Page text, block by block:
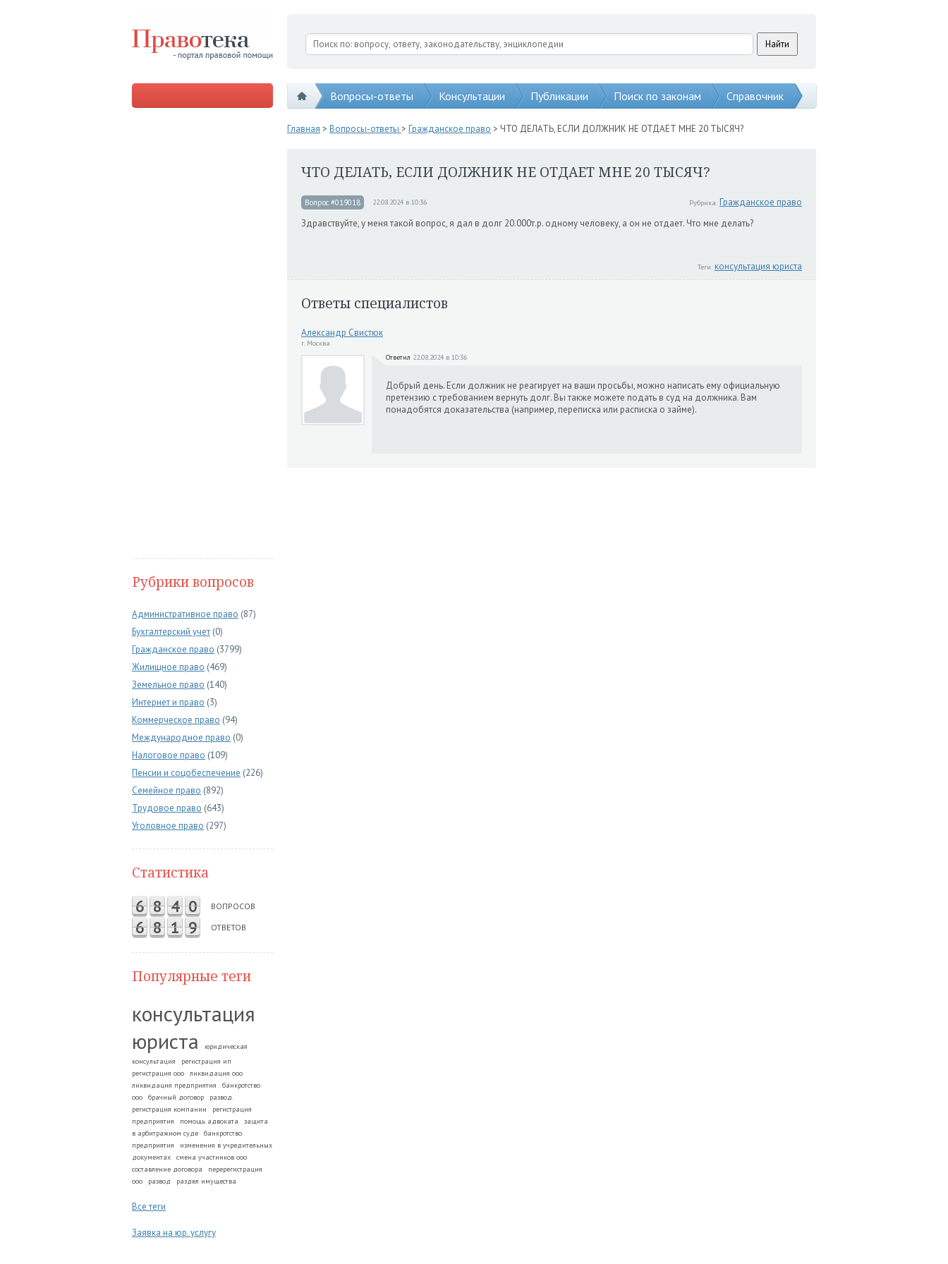
Вопросы-ответы Консультации Публикации Поиск по законам Справочник
Рубрики вопросов
Административное право (87)
Бухгалтерский учет (0)
Гражданское право (3799)
Жилищное право (469)
Земельное право (140)
Интернет и право (3)
Коммерческое право (94)
Международное право (0)
Налоговое право (109)
Пенсии и соцобеспечение (226)
Семейное право (892)
Трудовое право (643)
Уголовное право (297)
Статистика
6 8 4 0 ВОПРОСОВ
6 8 1 9 ОТВЕТОВ
Популярные теги
консультация
юриста
юридическая
консультация
регистрация ип
регистрация ооо
ликвидация ооо
ликвидация предприятия
банкротство
ооо
брачный договор
развод.
регистрация компании
регистрация
предприятия
помощь адвоката
защита
в арбитражном суде
банкротство
предприятия
изменения в учредительных
документах
смена участников ооо
составление договора
перерегистрация
ооо
развод раздел имущества
Все теги
Заявка на юр. услугу
Главная > Вопросы-ответы > Гражданское право > ЧТО ДЕЛАТЬ, ЕСЛИ ДОЛЖНИК НЕ ОТДАЕТ МНЕ 20 ТЫСЯЧ?
ЧТО ДЕЛАТЬ, ЕСЛИ ДОЛЖНИК НЕ ОТДАЕТ МНЕ 20 ТЫСЯЧ?
Вопрос #019018 22.08.2024 в 10:36 Рубрика: Гражданское право
Здравствуйте, у меня такой вопрос, я дал в долг 20.000т.р. одному человеку, а он не отдает. Что мне делать?
Теги: консультация юриста
Ответы специалистов
Александр Свистюк
г. Москва
Ответил 22.08.2024 в 10:36
Добрый день. Если должник не реагирует на ваши просьбы, можно написать ему официальную
претензию с требованием вернуть долг. Вы также можете подать в суд на должника. Вам
понадобятся доказательства (например, переписка или расписка о займе).